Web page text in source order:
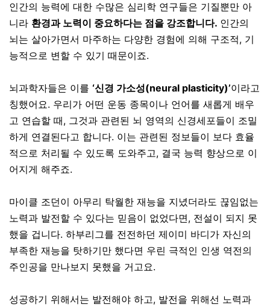
인간의 능력에 대한 수많은 심리학 연구들은 기질뿐만 아
니라 환경과 노력이 중요하다는 점을 강조합니다. 인간의
뇌는 살아가면서 마주하는 다양한 경험에 의해 구조적, 기
능적으로 변할 수 있기 때문이죠.
뇌과학자들은 이를 ‘신경 가소성(neural plasticity)’이라고
칭했어요. 우리가 어떤 운동 종목이나 언어를 새롭게 배우
고 연습할 때, 그것과 관련된 뇌 영역의 신경세포들이 조밀
하게 연결된다고 합니다. 이는 관련된 정보들이 보다 효율
적으로 처리될 수 있도록 도와주고, 결국 능력 향상으로 이
어지게 해주죠.
마이클 조던이 아무리 탁월한 재능을 지녔더라도 끊임없는
노력과 발전할 수 있다는 믿음이 없었다면, 전설이 되지 못
했을 겁니다. 하부리그를 전전하던 제이미 바디가 자신의
부족한 재능을 탓하기만 했다면 우린 극적인 인생 역전의
주인공을 만나보지 못했을 거고요.
성공하기 위해서는 발전해야 하고, 발전을 위해선 노력과